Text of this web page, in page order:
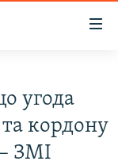
угода
кордону
ЗМІ